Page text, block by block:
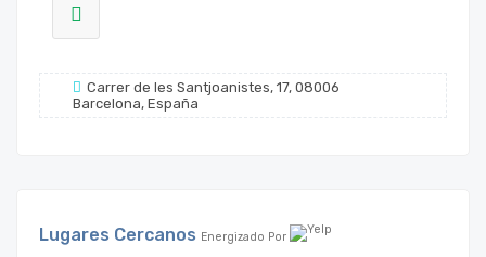
Carrer de les Santjoanistes, 17, 08006
Barcelona, España
Lugares Cercanos Energizado Por